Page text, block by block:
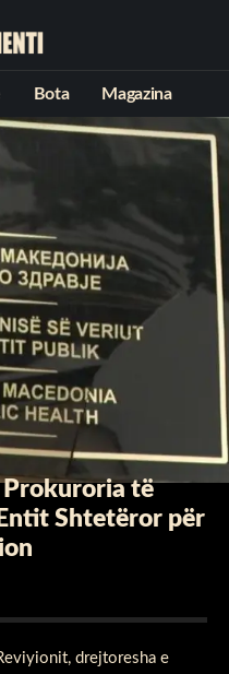
Bota Magazina
Prokuroria të
Shtetëror për
drejtoresha e